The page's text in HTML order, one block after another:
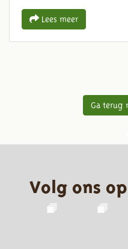
Lees meer
Ga terug
Volg ons